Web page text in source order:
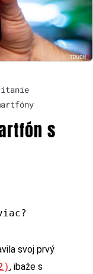
s
svoj prvý
, ibaže s